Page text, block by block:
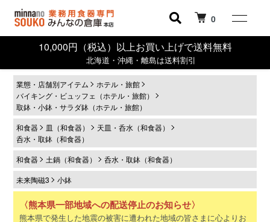
0
10,000円（税込）以上お買い上げで送料無料
北海道・沖縄・離島は送料割引
業態・店舗別アイテム
ホテル・旅館
バイキング・ビュッフェ（ホテル・旅館）
取鉢・小鉢・サラダ鉢（ホテル・旅館）
和食器
皿（和食器）
天皿・呑水（和食器）
呑水・取鉢（和食器）
和食器
土鍋（和食器）
呑水・取鉢（和食器）
未来陶磁3
小鉢
〈熊本県一部地域への配送停止のお知らせ〉
熊本県で発生した地震の被害に遭われた地域の皆さまに心よりお